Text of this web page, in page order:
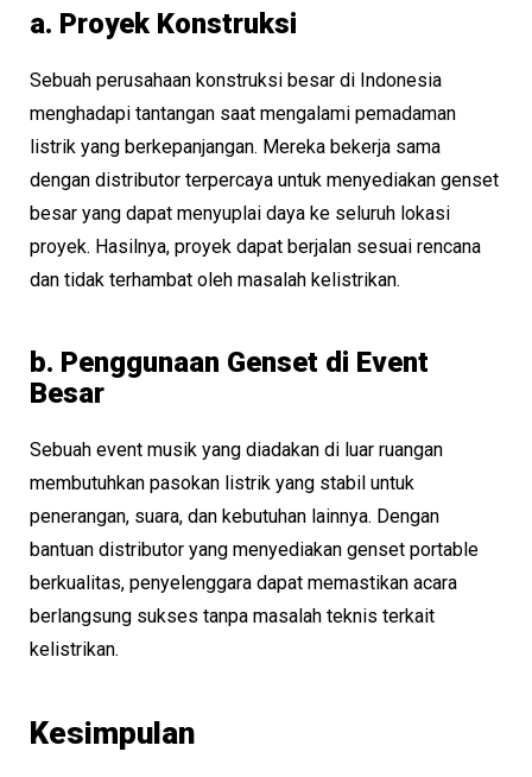
a. Proyek Konstruksi
Sebuah perusahaan konstruksi besar di Indonesia
menghadapi tantangan saat mengalami pemadaman
listrik yang berkepanjangan. Mereka bekerja sama
dengan distributor terpercaya untuk menyediakan genset
besar yang dapat menyuplai daya ke seluruh lokasi
proyek. Hasilnya, proyek dapat berjalan sesuai rencana
dan tidak terhambat oleh masalah kelistrikan.
b. Penggunaan Genset di Event
Besar
Sebuah event musik yang diadakan di luar ruangan
membutuhkan pasokan listrik yang stabil untuk
penerangan, suara, dan kebutuhan lainnya. Dengan
bantuan distributor yang menyediakan genset portable
berkualitas, penyelenggara dapat memastikan acara
berlangsung sukses tanpa masalah teknis terkait
kelistrikan.
Kesimpulan